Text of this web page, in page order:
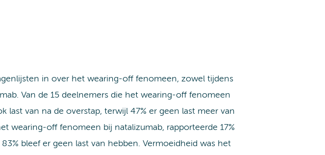
in over het wearing-off fenomeen, zowel tijdens
Van de 15 deelnemers die het wearing-off fenomeen
last van na de overstap, terwijl 47% er geen last meer van
wearing-off fenomeen bij natalizumab, rapporteerde 17%
bleef er geen last van hebben. Vermoeidheid was het